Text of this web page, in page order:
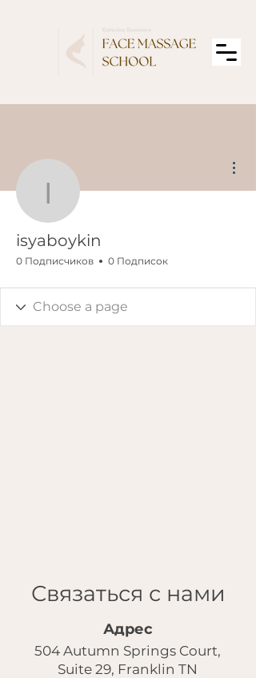
isyaboykin
isyaboykin
0 Подписчиков 0 Подписок
Связаться с нами
Адрес
504 Autumn Springs Court,
Suite 29, Franklin TN